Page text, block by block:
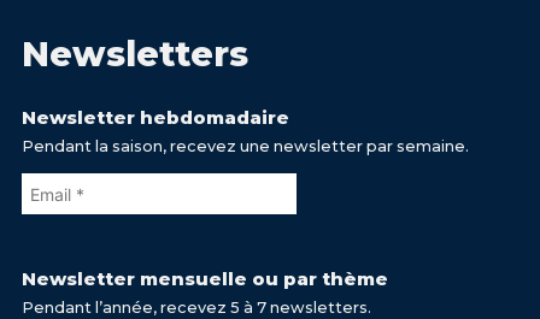
Newsletters
Newsletter hebdomadaire
Pendant la saison, recevez une newsletter par semaine.
Newsletter mensuelle ou par thème
Pendant l’année, recevez 5 à 7 newsletters.